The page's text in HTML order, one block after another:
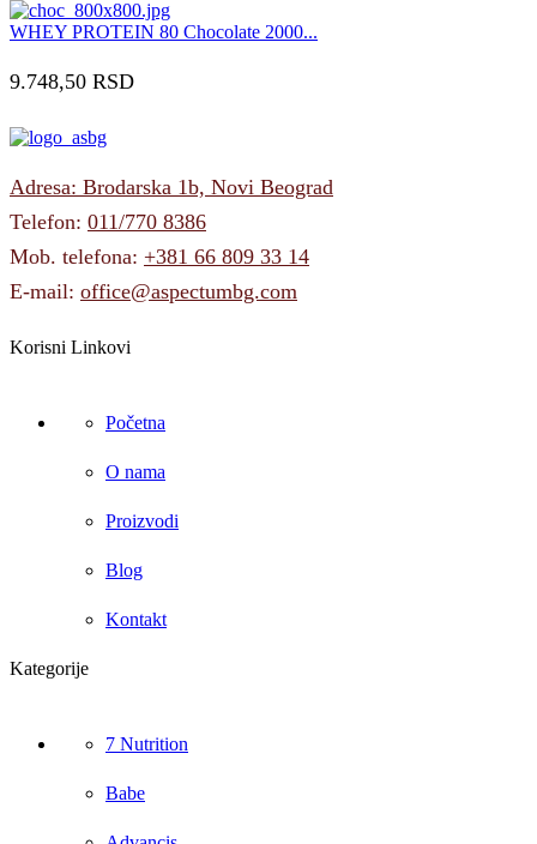
WHEY PROTEIN 80 Chocolate 2000...
9.748,50 RSD
Adresa: Brodarska 1b, Novi Beograd
Telefon: 011/770 8386
Mob. telefona: +381 66 809 33 14
E-mail: office@aspectumbg.com
Korisni Linkovi
Početna
O nama
Proizvodi
Blog
Kontakt
Kategorije
7 Nutrition
Babe